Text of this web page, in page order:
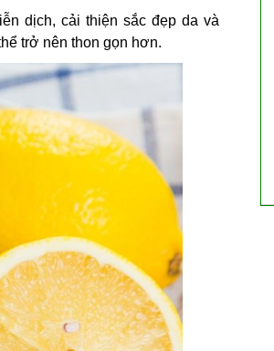
dịch, cải thiện sắc đẹp da và
trở nên thon gọn hơn.